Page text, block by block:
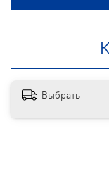
Выбрать